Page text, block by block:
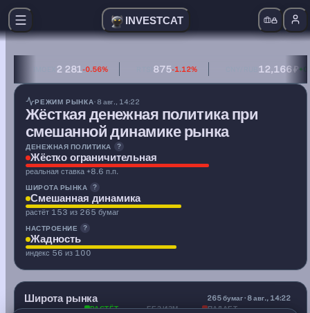
INVESTCAT
2 281-0.56% 875-1.12% 12,166 ₽
РЕЖИМ РЫНКА· 8 авг., 14:22
Жёсткая денежная политика при
смешанной динамике рынка
денежная политика — жёстко ограничительная
ДЕНЕЖНАЯ ПОЛИТИКА ?
Жёстко ограничительная
реальная ставка +8.6 п.п.
ШИРОТА РЫНКА
?
Смешанная динамика
растёт 153 из 265 бумаг
НАСТРОЕНИЕ
?
Жадность
индекс 56 из 100
Широта рынка 265 бумаг · 8 авг., 14:22
2.07
РАСТЁТ
БЕЗ ИЗМ. ПАДАЕТ